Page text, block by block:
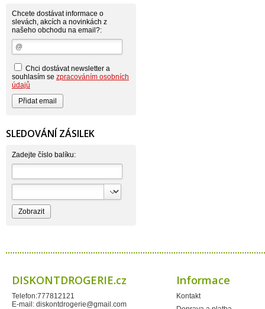
Atlantic
AutoMax Group
Axcentive
BaL
Bateria
Beauty Lille
Beiersdorf - Nivea
Bella
Benkor
BERGEN S. R. L.
Bettina Barty
Bio-repel
Bioclean
Biolit
BIOM s.r.o.
Bioprospect
Bispol
Blue Stratos
BlueSun
Bolton
BumusCare GmBh
Certex
Chante Clair
Chcete dostávat informace o
slevách, akcích a novinkách z
našeho obchodu na email?:
Chci dostávat newsletter a
souhlasím se zpracováním osobních
údajů
SLEDOVÁNÍ ZÁSILEK
Zadejte číslo balíku:
DISKONTDROGERIE.cz
Telefon:777812121
E-mail: diskontdrogerie@gmail.com
Informace
Kontakt